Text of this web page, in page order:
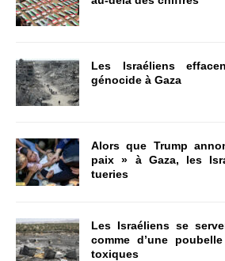
Les Israéliens
génocide à Gaza
Alors que Trump
paix » à Gaza, les
tueries
Les Israéliens se
comme d’une
toxiques